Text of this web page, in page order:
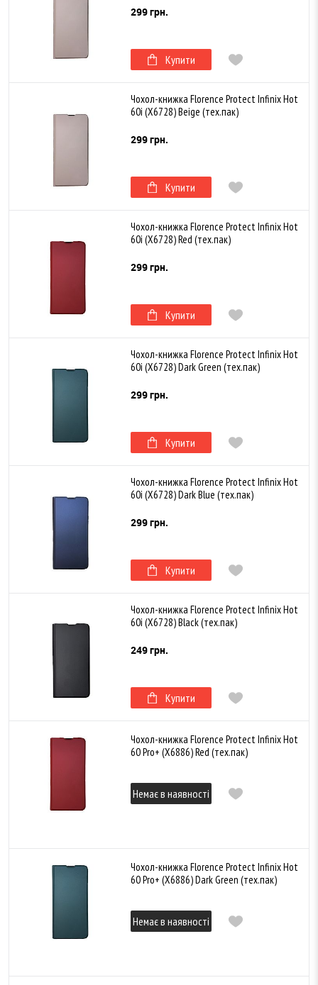
299 грн.
Купити
Чохол-книжка Florence Protect Infinix Hot
60i (X6728) Beige (тех.пак)
299 грн.
Купити
Чохол-книжка Florence Protect Infinix Hot
60i (X6728) Red (тех.пак)
299 грн.
Купити
Чохол-книжка Florence Protect Infinix Hot
60i (X6728) Dark Green (тех.пак)
299 грн.
Купити
Чохол-книжка Florence Protect Infinix Hot
60i (X6728) Dark Blue (тех.пак)
299 грн.
Купити
Чохол-книжка Florence Protect Infinix Hot
60i (X6728) Black (тех.пак)
249 грн.
Купити
Чохол-книжка Florence Protect Infinix Hot
60 Pro+ (X6886) Red (тех.пак)
Немає в наявності
Чохол-книжка Florence Protect Infinix Hot
60 Pro+ (X6886) Dark Green (тех.пак)
Немає в наявності